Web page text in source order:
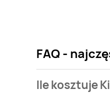
FAQ -
Ile kosztuje